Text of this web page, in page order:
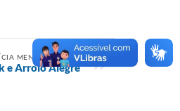
MENOS RECENTE
e Arroio Alegre